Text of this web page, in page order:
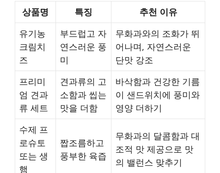
상품명 특징
추천 이유
유기농
크림치
즈
부드럽고 자
연스러운 풍
미
무화과와의 조화가 뛰
어나며, 자연스러운
단맛 강조
프리미
엄 견과
류 세트
견과류의 고
소함과 씹는
맛을 더함
바삭함과 건강한 기름
이 샌드위치에 풍미와
영양 더하기
수제 프
로슈토
또는 생
햄
짭조름하고
풍부한 육즙
무화과의 달콤함과 대
조적 맛 제공으로 맛
의 밸런스 맞추기